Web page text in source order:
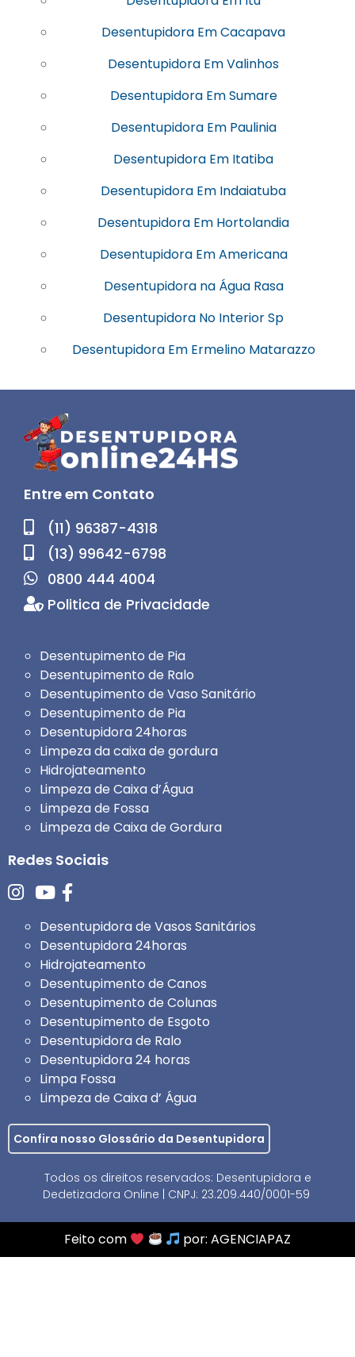
Desentupidora Em Cacapava
Desentupidora Em Valinhos
Desentupidora Em Sumare
Desentupidora Em Paulinia
Desentupidora Em Itatiba
Desentupidora Em Indaiatuba
Desentupidora Em Hortolandia
Desentupidora Em Americana
Desentupidora na Água Rasa
Desentupidora No Interior Sp
Desentupidora Em Ermelino Matarazzo
Entre em Contato
(11) 96387-4318
(13) 99642-6798
0800 444 4004
Politica de Privacidade
Desentupimento de Pia
Desentupimento de Ralo
Desentupimento de Vaso Sanitário
Desentupimento de Pia
Desentupidora 24horas
Limpeza da caixa de gordura
Hidrojateamento
Limpeza de Caixa d’Água
Limpeza de Fossa
Limpeza de Caixa de Gordura
Redes Sociais
Desentupidora de Vasos Sanitários
Desentupidora 24horas
Hidrojateamento
Desentupimento de Canos
Desentupimento de Colunas
Desentupimento de Esgoto
Desentupidora de Ralo
Desentupidora 24 horas
Limpa Fossa
Limpeza de Caixa d’ Água
Confira nosso Glossário da Desentupidora
Todos os direitos reservados: Desentupidora e
Dedetizadora Online | CNPJ: 23.209.440/0001-59
Feito com por: AGENCIAPAZ